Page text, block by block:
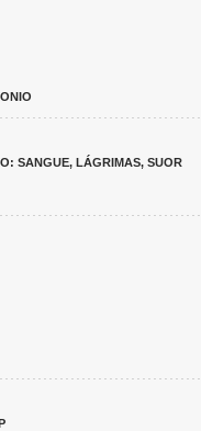
SANGUE, LÁGRIMAS, SUOR